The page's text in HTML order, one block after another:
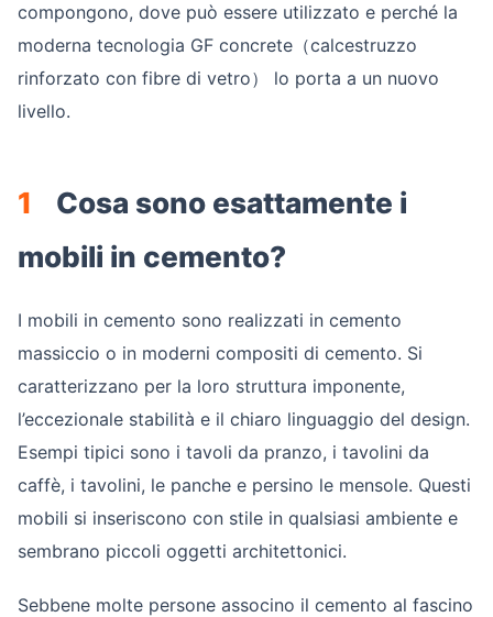
compongono, dove può essere utilizzato e perché la
moderna tecnologia GF concrete（calcestruzzo
rinforzato con fibre di vetro） lo porta a un nuovo
livello.
1
Cosa sono esattamente i
mobili in cemento?
I mobili in cemento sono realizzati in cemento
massiccio o in moderni compositi di cemento. Si
caratterizzano per la loro struttura imponente,
l’eccezionale stabilità e il chiaro linguaggio del design.
Esempi tipici sono i tavoli da pranzo, i tavolini da
caffè, i tavolini, le panche e persino le mensole. Questi
mobili si inseriscono con stile in qualsiasi ambiente e
sembrano piccoli oggetti architettonici.
Sebbene molte persone associno il cemento al fascino